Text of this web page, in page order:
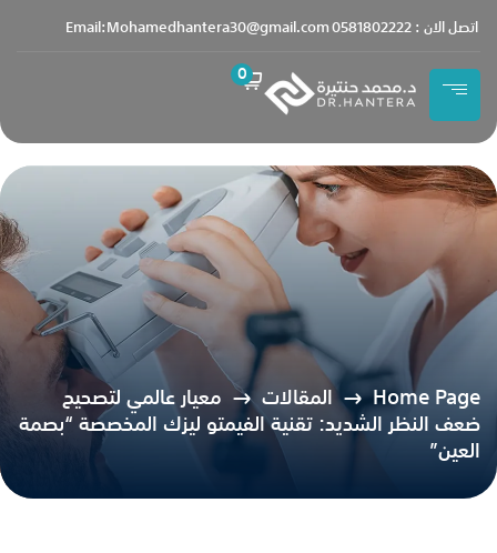
اتصل الان : 0581802222 Email:Mohamedhantera30@gmail.com
0
Home Page المقالات
معيار عالمي لتصحيح
ضعف النظر الشديد: تقنية الفيمتو ليزك المخصصة “بصمة
العين”